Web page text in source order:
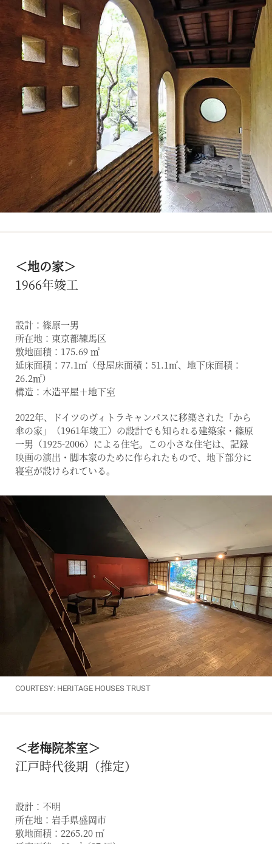
＜地の家＞
1966年竣工
設計：篠原一男
所在地：東京都練馬区
敷地面積：175.69 ㎡
延床面積：77.1㎡（母屋床面積：51.1㎡、地下床面積：
26.2㎡）
構造：木造平屋＋地下室
2022年、ドイツのヴィトラキャンパスに移築された「から
傘の家」（1961年竣工）の設計でも知られる建築家・篠原
一男（1925-2006）による住宅。この小さな住宅は、記録
映画の演出・脚本家のために作られたもので、地下部分に
寝室が設けられている。
COURTESY: HERITAGE HOUSES TRUST
＜老梅院茶室＞
江戸時代後期（推定）
設計：不明
所在地：岩手県盛岡市
敷地面積：2265.20 ㎡